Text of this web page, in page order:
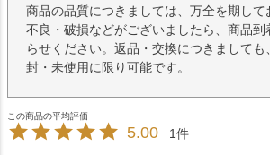
商品の品質につきましては、万全を期して
不良・破損などがございましたら、商品到
らせください。返品・交換につきましても
封・未使用に限り可能です。
5.00 1